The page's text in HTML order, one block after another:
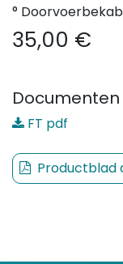
°
35,00 €
Documenten
FT pdf
Productblad